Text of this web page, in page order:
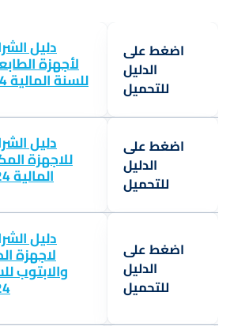
دليل
لأجهزة
للسنة المالية 2024- 2025
اضغط على
الدليل
للتحميل
دليل
للاجهزة
المالية 2024 - 2025
اضغط على
الدليل
للتحميل
دليل
لاجهزة
والابتوب
اضغط على
الدليل
للتحميل